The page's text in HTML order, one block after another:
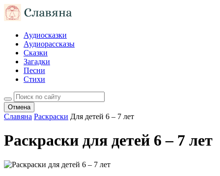
Аудиосказки
Аудиорассказы
Сказки
Загадки
Песни
Стихи
Отмена
Славяна Раскраски Для детей 6 – 7 лет
Раскраски для детей 6 – 7 лет